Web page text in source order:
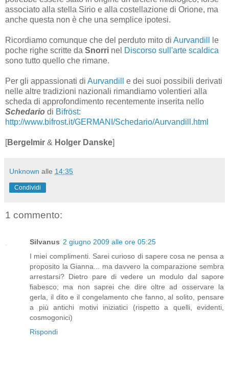
associato alla stella Sirio e alla costellazione di Orione, ma
anche questa non è che una semplice ipotesi.
Ricordiamo comunque che del perduto mito di Aurvandill
le
poche righe scritte da Snorri nel Discorso sull'arte scaldica
sono tutto quello che rimane.
Per gli appassionati di Aurvandill
e dei suoi possibili derivati
nelle altre tradizioni nazionali rimandiamo volentieri alla
scheda di approfondimento recentemente inserita nello
Schedario di Bifröst:
http://www.bifrost.it/GERMANI/Schedario/Aurvandill.html
[Bergelmir & Holger Danske]
Unknown alle 14:35
Condividi
1 commento:
Silvanus 2 giugno 2009 alle ore 05:25
I miei complimenti. Sarei curioso di sapere cosa ne pensa a
proposito la Gianna... ma davvero la comparazione sembra
arrestarsi? Dietro pare di vedere un modulo dal sapore
fiabesco; ma non saprei che dire oltre ad osservare la
gerla, il dito e il congelamento che fanno, al solito, pensare
a più antichi motivi iniziatici (rispetto a quelli, evidenti,
cosmogonici)
Rispondi